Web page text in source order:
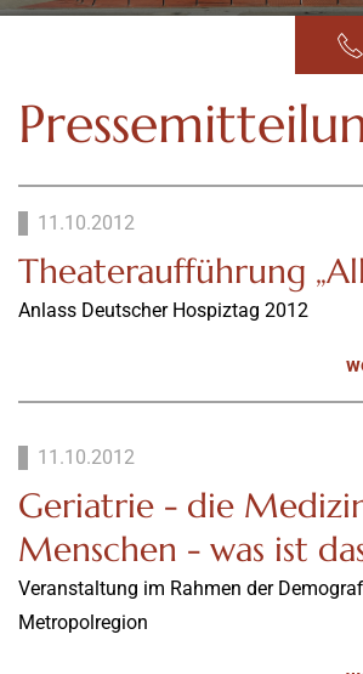
11.10.2012
Theateraufführung
Anlass Deutscher Hospiztag 2012
11.10.2012
Geriatrie - die
Menschen - was ist
Veranstaltung im Rahmen der
Metropolregion